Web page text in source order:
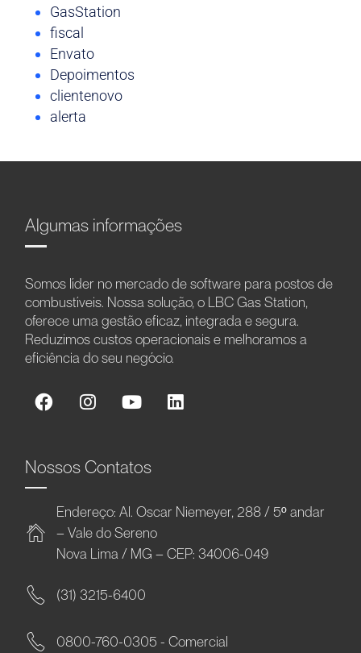
GasStation
fiscal
Envato
Depoimentos
clientenovo
alerta
Algumas informações
Somos líder no mercado de software para postos de
combustíveis. Nossa solução, o LBC Gas Station,
oferece uma gestão eficaz, integrada e segura.
Reduzimos custos operacionais e melhoramos a
eficiência do seu negócio.
Nossos Contatos
Endereço: Al. Oscar Niemeyer, 288 / 5º andar
– Vale do Sereno
Nova Lima / MG – CEP: 34006-049
(31) 3215-6400
0800-760-0305 - Comercial